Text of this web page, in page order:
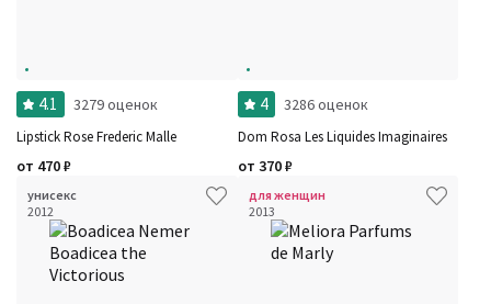
4.1 3279 оценок
Lipstick Rose Frederic Malle
от 470₽
4 3286 оценок
Dom Rosa Les Liquides Imaginaires
от 370₽
унисекс
2012
для женщин
2013